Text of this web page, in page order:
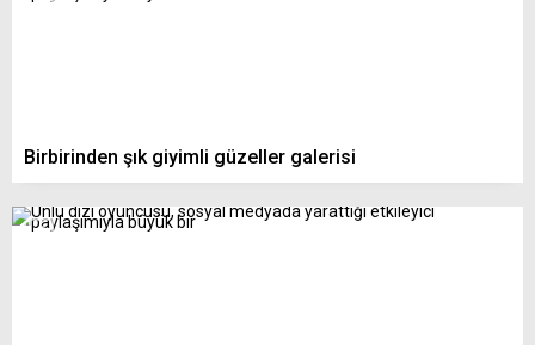
Birbirinden şık giyimli güzeller galerisi